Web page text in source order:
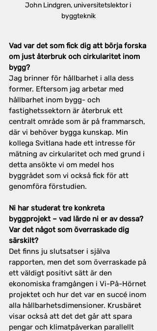
John Lindgren, universitetslektor i
byggteknik
Vad var det som fick dig att börja forska
om just återbruk och cirkularitet inom
bygg?
Jag brinner för hållbarhet i alla dess
former. Eftersom jag arbetar med
hållbarhet inom bygg- och
fastighetssektorn är återbruk ett
centralt område som är på frammarsch,
där vi behöver bygga kunskap. Min
kollega Svitlana hade ett intresse för
mätning av cirkularitet och med grund i
detta ansökte vi om medel hos
byggrådet som vi också fick för att
genomföra förstudien.
Ni har studerat tre konkreta
byggprojekt – vad lärde ni er av dessa?
Var det något som överraskade dig
särskilt?
Det finns ju slutsatser i själva
rapporten, men det som överraskade på
ett väldigt positivt sätt är den
ekonomiska framgången i Vi-På-Hörnet
projektet och hur det var en succé inom
alla hållbarhetsdimensioner. Krusbäret
visar också att det det går att spara
pengar och klimatpåverkan parallellt